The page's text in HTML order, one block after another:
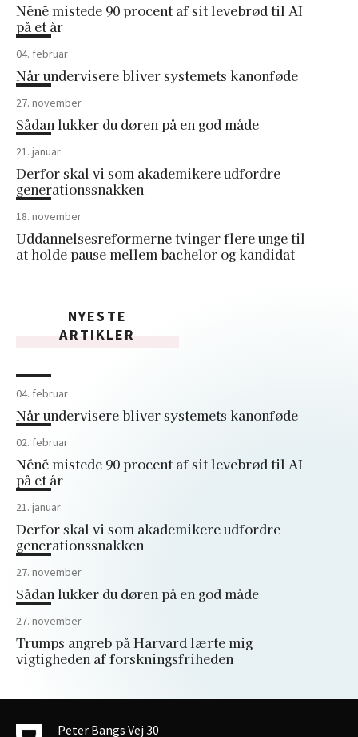
Néné mistede 90 procent af sit levebrød til AI
på et år
04. februar
Når undervisere bliver systemets kanonføde
27. november
Sådan lukker du døren på en god måde
21. januar
Derfor skal vi som akademikere udfordre
generationssnakken
18. november
Uddannelsesreformerne tvinger flere unge til
at holde pause mellem bachelor og kandidat
NYESTE
ARTIKLER
04. februar
Når undervisere bliver systemets kanonføde
02. februar
Néné mistede 90 procent af sit levebrød til AI
på et år
21. januar
Derfor skal vi som akademikere udfordre
generationssnakken
27. november
Sådan lukker du døren på en god måde
27. november
Trumps angreb på Harvard lærte mig
vigtigheden af forskningsfriheden
Peter Bangs Vej 30